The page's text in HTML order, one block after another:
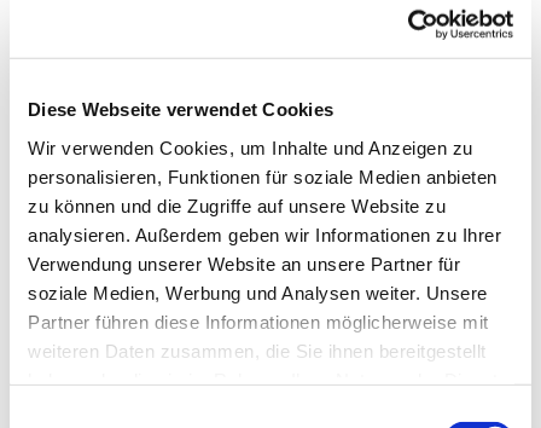
Diese Webseite verwendet Cookies
Wir verwenden Cookies, um Inhalte und Anzeigen zu
personalisieren, Funktionen für soziale Medien anbieten
zu können und die Zugriffe auf unsere Website zu
analysieren. Außerdem geben wir Informationen zu Ihrer
Verwendung unserer Website an unsere Partner für
soziale Medien, Werbung und Analysen weiter. Unsere
Partner führen diese Informationen möglicherweise mit
weiteren Daten zusammen, die Sie ihnen bereitgestellt